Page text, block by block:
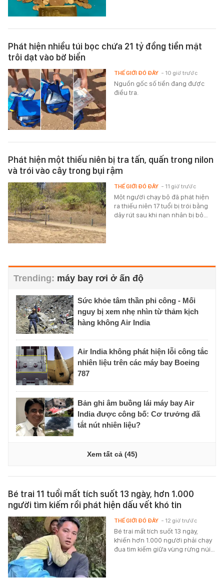
Phát hiện nhiều túi bọc chứa 21 tỷ đồng tiền mặt
trôi dạt vào bờ biển
Nguồn gốc số tiền đang được
điều tra.
THẾ GIỚI ĐÓ ĐÂY - 10 giờ trước
Phát hiện một thiếu niên bị tra tấn, quấn trong nilon
và trói vào cây trong bụi rậm
Một người chạy bộ đã phát hiện
ra thiếu niên 17 tuổi bị trói bằng
dây rút sau khi nạn nhân bị bỏ…
THẾ GIỚI ĐÓ ĐÂY - 11 giờ trước
máy bay rơi ở ấn độ
Sức khỏe tâm thần phi công - Mối
nguy bị xem nhẹ nhìn từ thảm kịch
hàng không Air India
Air India không phát hiện lỗi công tắc
nhiên liệu trên các máy bay Boeing
787
Bản ghi âm buồng lái máy bay Air
India được công bố: Cơ trưởng đã
tắt nút nhiên liệu?
Xem tất cả (45)
Bé trai 11 tuổi mất tích suốt 13 ngày, hơn 1.000
người tìm kiếm rồi phát hiện dấu vết khó tin
Bé trai mất tích suốt 13 ngày,
khiến hơn 1.000 người phải chạy
đua tìm kiếm giữa vùng rừng núi…
THẾ GIỚI ĐÓ ĐÂY - 12 giờ trước